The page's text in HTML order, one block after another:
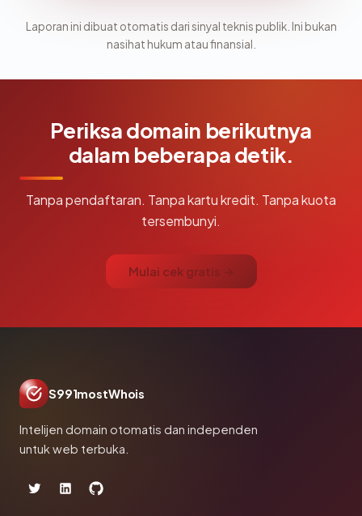
Laporan ini dibuat otomatis dari sinyal teknis publik. Ini bukan
nasihat hukum atau finansial.
Periksa domain berikutnya
dalam beberapa detik.
Tanpa pendaftaran. Tanpa kartu kredit. Tanpa kuota
tersembunyi.
Mulai cek gratis →
S991mostWhois
Intelijen domain otomatis dan independen
untuk web terbuka.